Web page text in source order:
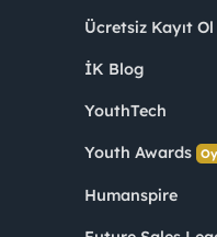
Ücretsiz Kayıt Ol
İK Blog
YouthTech
Youth Awards
Humanspire